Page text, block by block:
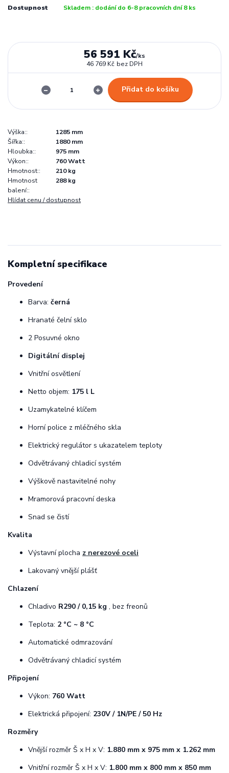
Dostupnost Skladem : dodání do 6-8 pracovních dní 8 ks
56 591 Kč/ks
46 769 Kč bez DPH
Přidat do košíku
Výška::
1285 mm
Šířka::
1880 mm
Hloubka::
975 mm
Výkon::
760 Watt
Hmotnost::
210 kg
Hmotnost
balení::
288 kg
Hlídat cenu / dostupnost
Kompletní specifikace
Provedení
Barva: černá
Hranaté čelní sklo
2 Posuvné okno
Digitální displej
Vnitřní osvětlení
Netto objem: 175 l L
Uzamykatelné klíčem
Horní police z mléčného skla
Elektrický regulátor s ukazatelem teploty
Odvětrávaný chladicí systém
Výškově nastavitelné nohy
Mramorová pracovní deska
Snad se čistí
Kvalita
Výstavní plocha z nerezové oceli
Lakovaný vnější plášť
Chlazení
Chladivo R290 / 0,15 kg , bez freonů
Teplota: 2 °C ~ 8 °C
Automatické odmrazování
Odvětrávaný chladicí systém
Připojení
Výkon: 760 Watt
Elektrická připojení: 230V / 1N/PE / 50 Hz
Rozměry
Vnější rozměr Š x H x V: 1.880 mm x 975 mm x 1.262 mm
Vnitřní rozměr Š x H x V: 1.800 mm x 800 mm x 850 mm